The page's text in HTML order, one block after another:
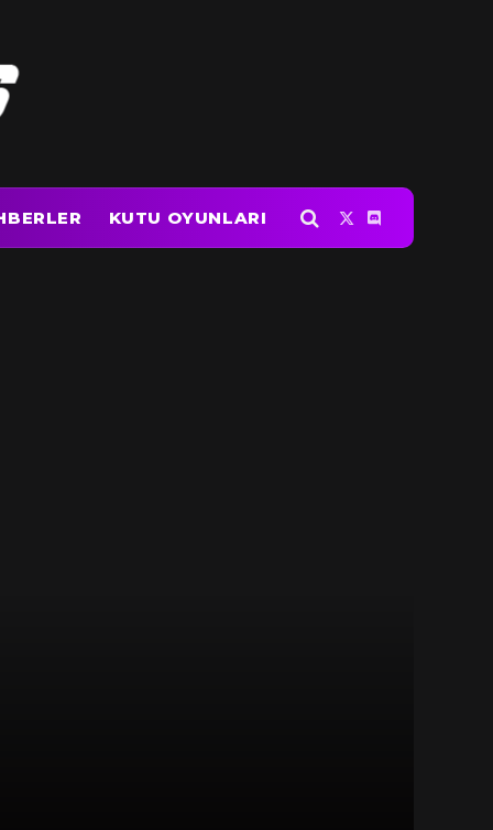
KUTU OYUNLARI
X
(Twitter)
Discord